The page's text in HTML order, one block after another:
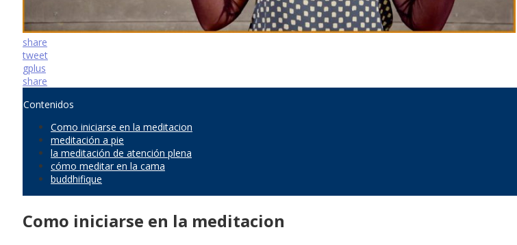
share
tweet
gplus
share
Contenidos
Como iniciarse en la meditacion
meditación a pie
la meditación de atención plena
cómo meditar en la cama
buddhifique
Como iniciarse en la meditacion